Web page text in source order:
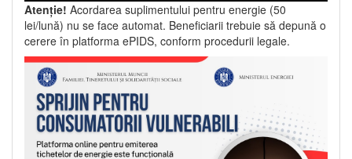
Atenție! Acordarea suplimentului pentru energie (50
lei/lună) nu se face automat. Beneficiarii trebuie să depună o
cerere în platforma ePIDS, conform procedurii legale.